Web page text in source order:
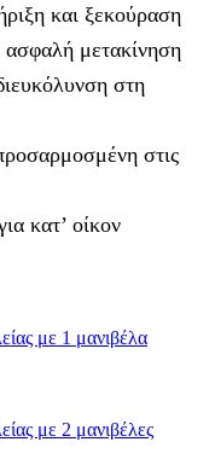
και ξεκούραση
ασφαλή μετακίνηση
στη
στις
κατ’ οίκον
με 1 μανιβέλα
με 2 μανιβέλες